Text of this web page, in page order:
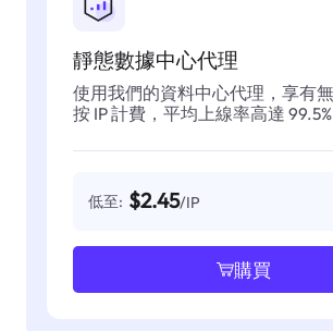
靜態數據中心代理
使用我們的資料中心代理，享有無
按 IP 計費，平均上線率高達 99.5%
低至: $2.45/IP
購買